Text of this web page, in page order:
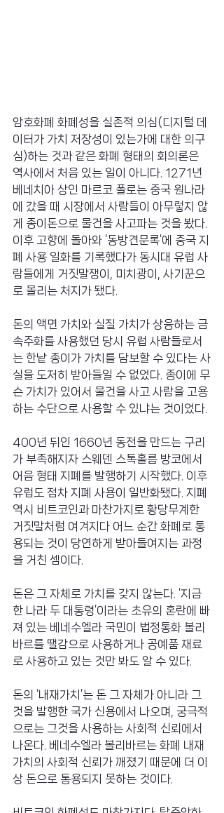
암호화폐 화폐성을 실존적 의심(디지털 데
이터가 가치 저장성이 있는가에 대한 의구
심)하는 것과 같은 화폐 형태의 회의론은
역사에서 처음 있는 일이 아니다. 1271년
베네치아 상인 마르코 폴로는 중국 원나라
에 갔을 때 시장에서 사람들이 아무렇지 않
게 종이돈으로 물건을 사고파는 것을 봤다.
이후 고향에 돌아와 ‘동방견문록’에 중국 지
폐 사용 일화를 기록했다가 동시대 유럽 사
람들에게 거짓말쟁이, 미치광이, 사기꾼으
로 몰리는 처지가 됐다.
돈의 액면 가치와 실질 가치가 상응하는 금
속주화를 사용했던 당시 유럽 사람들로서
는 한낱 종이가 가치를 담보할 수 있다는 사
실을 도저히 받아들일 수 없었다. 종이에 무
슨 가치가 있어서 물건을 사고 사람을 고용
하는 수단으로 사용할 수 있냐는 것이었다.
400년 뒤인 1660년 동전을 만드는 구리
가 부족해지자 스웨덴 스톡홀름 방코에서
어음 형태 지폐를 발행하기 시작했다. 이후
유럽도 점차 지폐 사용이 일반화됐다. 지폐
역시 비트코인과 마찬가지로 황당무계한
거짓말처럼 여겨지다 어느 순간 화폐로 통
용되는 것이 당연하게 받아들여지는 과정
을 거친 셈이다.
돈은 그 자체로 가치를 갖지 않는다. ‘지금
한 나라 두 대통령’이라는 초유의 혼란에 빠
져 있는 베네수엘라 국민이 법정통화 볼리
바르를 땔감으로 사용하거나 공예품 재료
로 사용하고 있는 것만 봐도 알 수 있다.
돈의 ‘내재가치’는 돈 그 자체가 아니라 그
것을 발행한 국가 신용에서 나오며, 궁극적
으로는 그것을 사용하는 사회적 신뢰에서
나온다. 베네수엘라 볼리바르는 화폐 내재
가치의 사회적 신뢰가 깨졌기 때문에 더 이
상 돈으로 통용되지 못하는 것이다.